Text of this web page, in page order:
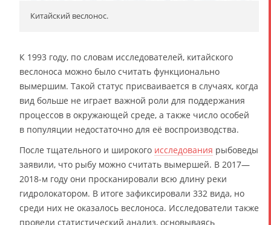
Китайский веслонос.
К 1993 году, по словам исследователей, китайского
веслоноса можно было считать функционально
вымершим. Такой статус присваивается в случаях, когда
вид больше не играет важной роли для поддержания
процессов в окружающей среде, а также число особей
в популяции недостаточно для её воспроизводства.
После тщательного и широкого исследования рыбоведы
заявили, что рыбу можно считать вымершей. В 2017—
2018-м году они просканировали всю длину реки
гидролокатором. В итоге зафиксировали 332 вида, но
среди них не оказалось веслоноса. Исследователи также
провели статистический анализ, основываясь